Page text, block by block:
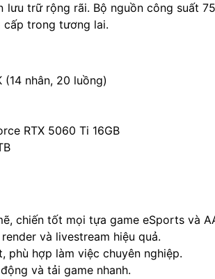
lưu trữ rộng rãi. Bộ nguồn công suất
cấp trong tương lai.
(14 nhân, 20 luồng)
RTX 5060 Ti 16GB
chiến tốt mọi tựa game eSports và
và livestream hiệu quả.
phù hợp làm việc chuyên nghiệp.
và tải game nhanh.